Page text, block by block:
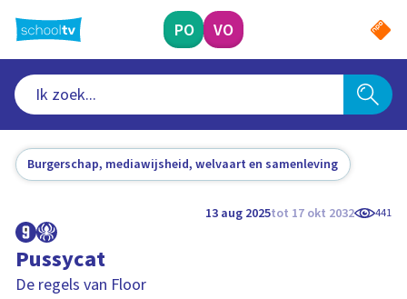
naar
hoofdinhoud
PO VO
Burgerschap, mediawijsheid, welvaart en samenleving
13 aug 2025tot 17 okt 2032 441
Pussycat
De regels van Floor